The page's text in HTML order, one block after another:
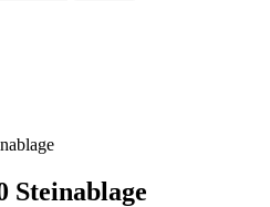
Steinablage